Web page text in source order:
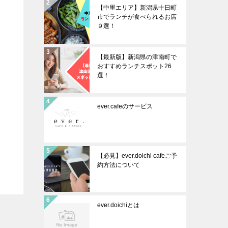
【中里エリア】新潟県十日町
市でランチが食べられるお店
９選！
【最新版】新潟県の津南町で
おすすめランチスポット26
選！
ever.cafeのサービス
【必見】ever.doichi cafeご予
約方法について
ever.doichiとは